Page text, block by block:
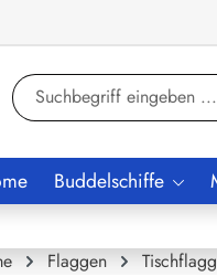
Buddelschiffe
Flaggen